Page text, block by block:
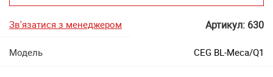
Зв'язатися з менеджером Артикул: 630
Модель CEG BL-Meca/Q1